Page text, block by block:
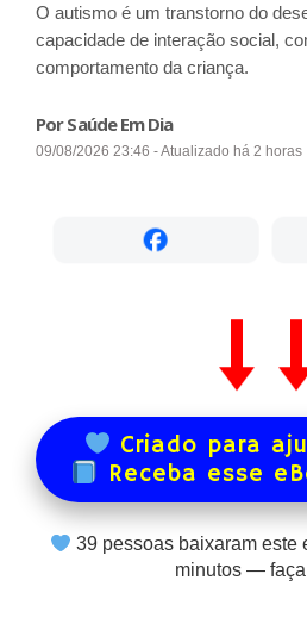
O autismo é um transtorno do
capacidade de interação social,
comportamento da criança.
Por Saúde Em Dia
09/08/2026 23:46 - Atualizado há 2 horas
Criado para
Receba esse
39pessoas baixaram este
minutos — faça